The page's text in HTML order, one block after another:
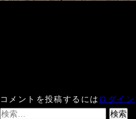
コメントを投稿するには ログイン
検